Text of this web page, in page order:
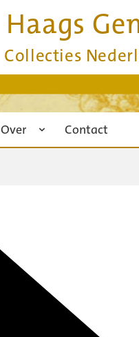
Haags
Collecties
Over Contact